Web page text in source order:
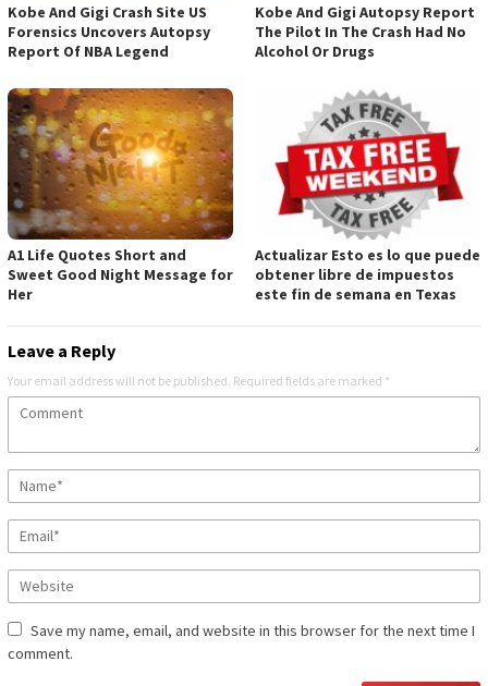
Kobe And Gigi Crash Site US
Forensics Uncovers Autopsy
Report Of NBA Legend
Kobe And Gigi Autopsy Report
The Pilot In The Crash Had No
Alcohol Or Drugs
A1 Life Quotes Short and
Sweet Good Night Message for
Her
Actualizar Esto es lo que puede
obtener libre de impuestos
este fin de semana en Texas
Leave a Reply
Your email address will not be published. Required fields are marked *
Save my name, email, and website in this browser for the next time I
comment.